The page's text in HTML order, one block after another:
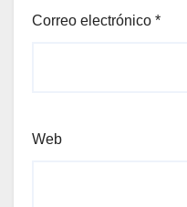
Correo electrónico *
Web